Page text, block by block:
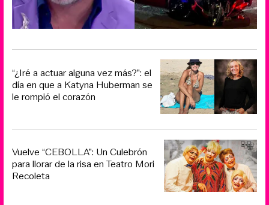
“¿Iré a actuar alguna vez más?”: el
día en que a Katyna Huberman se
le rompió el corazón
Vuelve “CEBOLLA”: Un Culebrón
para llorar de la risa en Teatro Mori
Recoleta